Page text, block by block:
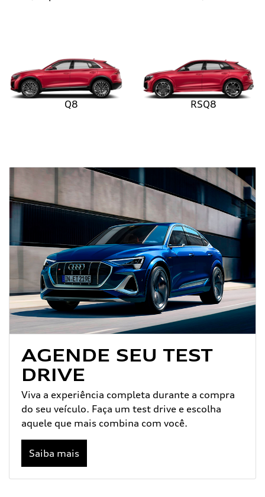
Q8 RSQ8
AGENDE SEU TEST
DRIVE
Viva a experiência completa durante a compra
do seu veículo. Faça um test drive e escolha
aquele que mais combina com você.
Saiba mais